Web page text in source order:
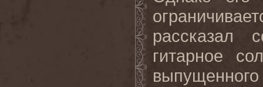
рассказал
гитарное